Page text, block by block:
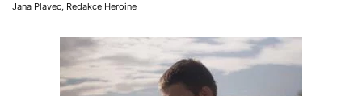
Jana Plavec, Redakce Heroine